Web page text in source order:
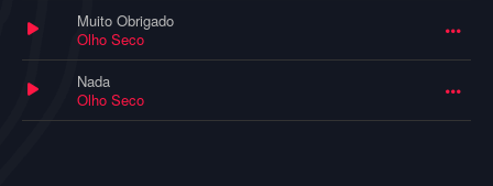
Muito Obrigado
Olho Seco
Nada
Olho Seco